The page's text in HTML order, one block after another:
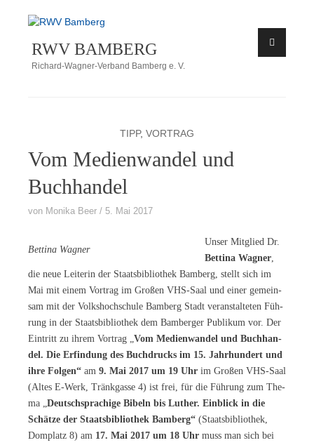
Zum
springen
RWV BAMBERG
Richard-Wagner-Verband Bamberg e. V.
TIPP, VORTRAG
Vom Medienwandel und
Buchhandel
von Monika Beer 5. Mai 2017
Bet­ti­na Wagner
Un­ser Mit­glied Dr.
Bet­ti­na Wag­ner
die neue Lei­te­rin der Staats­bi­blio­thek Bam­berg, stellt sich im
Mai mit ei­nem Vor­trag im Gro­ßen VHS-Saal und ei­ner ge­mein­
sam mit der Volks­hoch­schu­le Bam­berg Stadt ver­an­stal­te­ten Füh­
rung in der Staats­bi­blio­thek dem Bam­ber­ger Pu­bli­kum vor. Der
Ein­tritt zu ih­rem Vor­trag „ Vom Me­di­en­wan­del und Buch­han­
del. Die Er­fin­dung des Buch­drucks im 15. Jahr­hun­dert und
ihre Fol­gen“ am 9. Mai 2017 um 19 Uhr im Gro­ßen VHS-Saal
(Al­tes E-Werk, Tränk­gas­se 4) ist frei, für die Füh­rung zum The­
ma „ Deutsch­spra­chi­ge Bi­beln bis Lu­ther. Ein­blick in die
Schät­ze der Staats­bi­blio­thek Bam­berg“ (Staats­bi­blio­thek,
Dom­platz 8) am 17. Mai 2017 um 18 Uhr muss man sich bei